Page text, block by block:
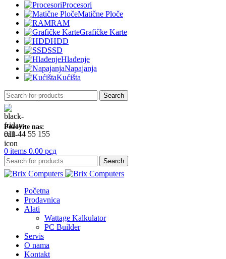
Procesori
Matične Ploče
RAM
Grafičke Karte
HDD
SSD
Hlađenje
Napajanja
Kućišta
Search
Pozovite nas:
011 44 55 155
0 items 0.00 рсд
Search
Početna
Prodavnica
Alati
Wattage Kalkulator
PC Builder
Servis
O nama
Kontakt